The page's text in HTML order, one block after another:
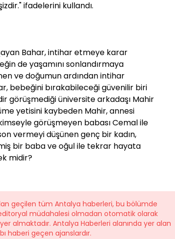
ifadelerini kullandı.
Bahar, intihar etmeye karar
de yaşamını sonlandırmaya
ve doğumun ardından intihar
bebeğini bırakabileceği güvenilir biri
görüşmediği üniversite arkadaşı Mahir
yetisini kaybeden Mahir, annesi
görüşmeyen babası Cemal ile
vermeyi düşünen genç bir kadın,
bir baba ve oğul ile tekrar hayata
midir?
geçilen tüm Antalya haberleri, bu bölümde
müdahalesi olmadan otomatik olarak
almaktadır. Antalya Haberleri alanında yer alan
haberi geçen ajanslardır.